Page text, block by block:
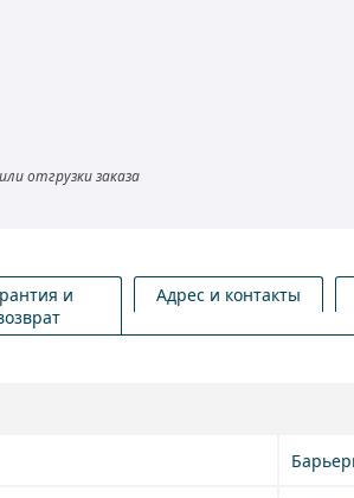
отгрузки заказа
и
Адрес и контакты